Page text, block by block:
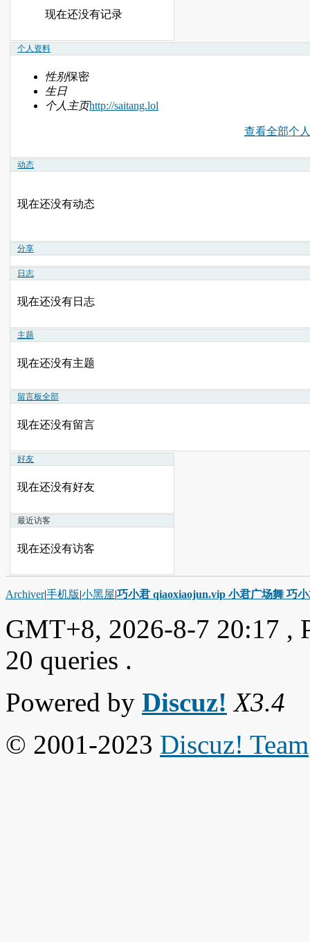
现在还没有记录
个人资料
性别保密
生日
个人主页http://saitang.lol
查看全部个
动态
现在还没有动态
分享
日志
现在还没有日志
主题
现在还没有主题
留言板全部
现在还没有留言
好友
现在还没有好友
最近访客
现在还没有访客
Archiver|手机版|小黑屋|巧小君 qiaoxiaojun.vip 小君广场舞 巧
GMT+8, 2026-8-7 20:17 ,
20 queries .
Powered by Discuz! X3.4
© 2001-2023 Discuz! Team